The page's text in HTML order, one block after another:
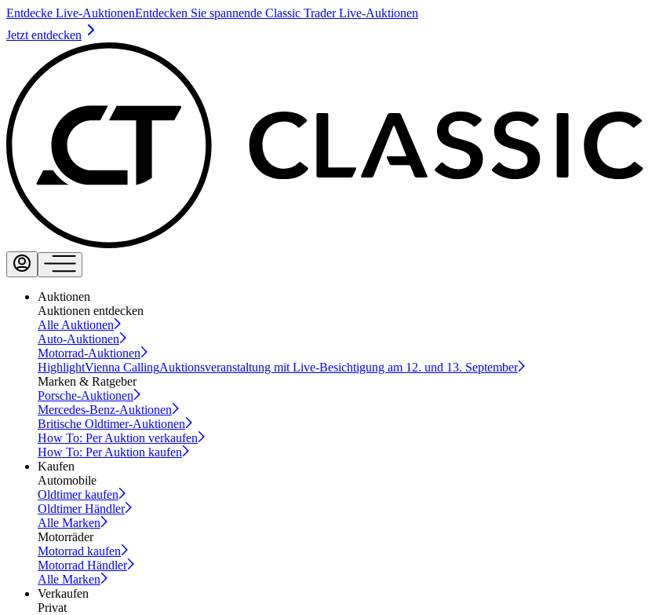
Entdecke Live-AuktionenEntdecken Sie spannende Classic Trader Live-Auktionen
Jetzt entdecken
Auktionen
Auktionen entdecken
Alle Auktionen
Auto-Auktionen
Motorrad-Auktionen
HighlightVienna CallingAuktionsveranstaltung mit Live-Besichtigung am 12. und 13. September
Marken & Ratgeber
Porsche-Auktionen
Mercedes-Benz-Auktionen
Britische Oldtimer-Auktionen
How To: Per Auktion verkaufen
How To: Per Auktion kaufen
Kaufen
Automobile
Oldtimer kaufen
Oldtimer Händler
Alle Marken
Motorräder
Motorrad kaufen
Motorrad Händler
Alle Marken
Verkaufen
Privat